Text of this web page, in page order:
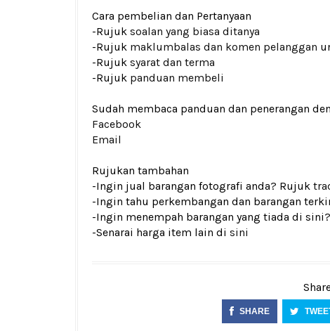
Cara pembelian dan Pertanyaan
-Rujuk soalan yang biasa ditanya
-Rujuk maklumbalas dan komen pelanggan
-Rujuk syarat dan terma
-Rujuk panduan membeli
Sudah membaca panduan dan penerangan
Facebook
Email
Rujukan tambahan
-Ingin jual barangan fotografi anda? Rujuk
-Ingin tahu perkembangan dan barangan
-Ingin menempah barangan yang tiada di
-Senarai harga item lain di sini
SHARE